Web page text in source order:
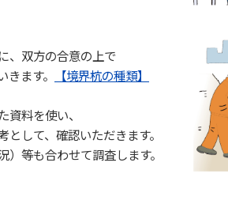
、双方の合意の上で
ます。 【境界杭の種類】
資料を使い、
として、確認いただきます。
等も合わせて調査します。